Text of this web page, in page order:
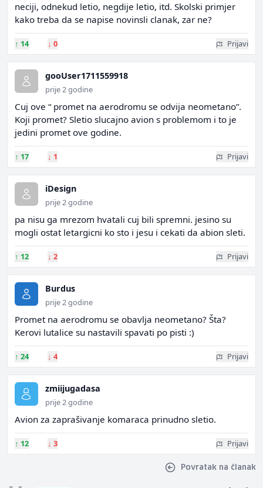
neciji, odnekud letio, negdije letio, itd. Skolski primjer
kako treba da se napise novinsli clanak, zar ne?
↑ 14 ↓ 0 Prijavi
gooUser1711559918
prije 2 godine
Cuj ove “ promet na aerodromu se odvija neometano”.
Koji promet? Sletio slucajno avion s problemom i to je
jedini promet ove godine.
↑ 17 ↓ 1 Prijavi
iDesign
prije 2 godine
pa nisu ga mrezom hvatali cuj bili spremni. jesino su
mogli ostat letargicni ko sto i jesu i cekati da abion sleti.
↑ 12 ↓ 2 Prijavi
Burdus
prije 2 godine
Promet na aerodromu se obavlja neometano? Šta?
Kerovi lutalice su nastavili spavati po pisti :)
↑ 24 ↓ 4 Prijavi
zmiijugadasa
prije 2 godine
Avion za zaprašivanje komaraca prinudno sletio.
↑ 12 ↓ 3 Prijavi
Povratak na članak